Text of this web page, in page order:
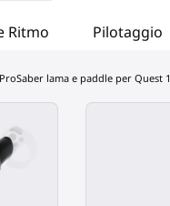
Ritmo Pilotaggio
ProSaber lama e paddle per Quest 1